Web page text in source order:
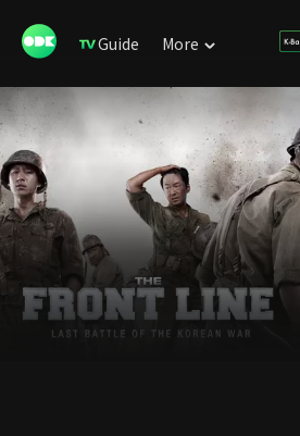
Guide More